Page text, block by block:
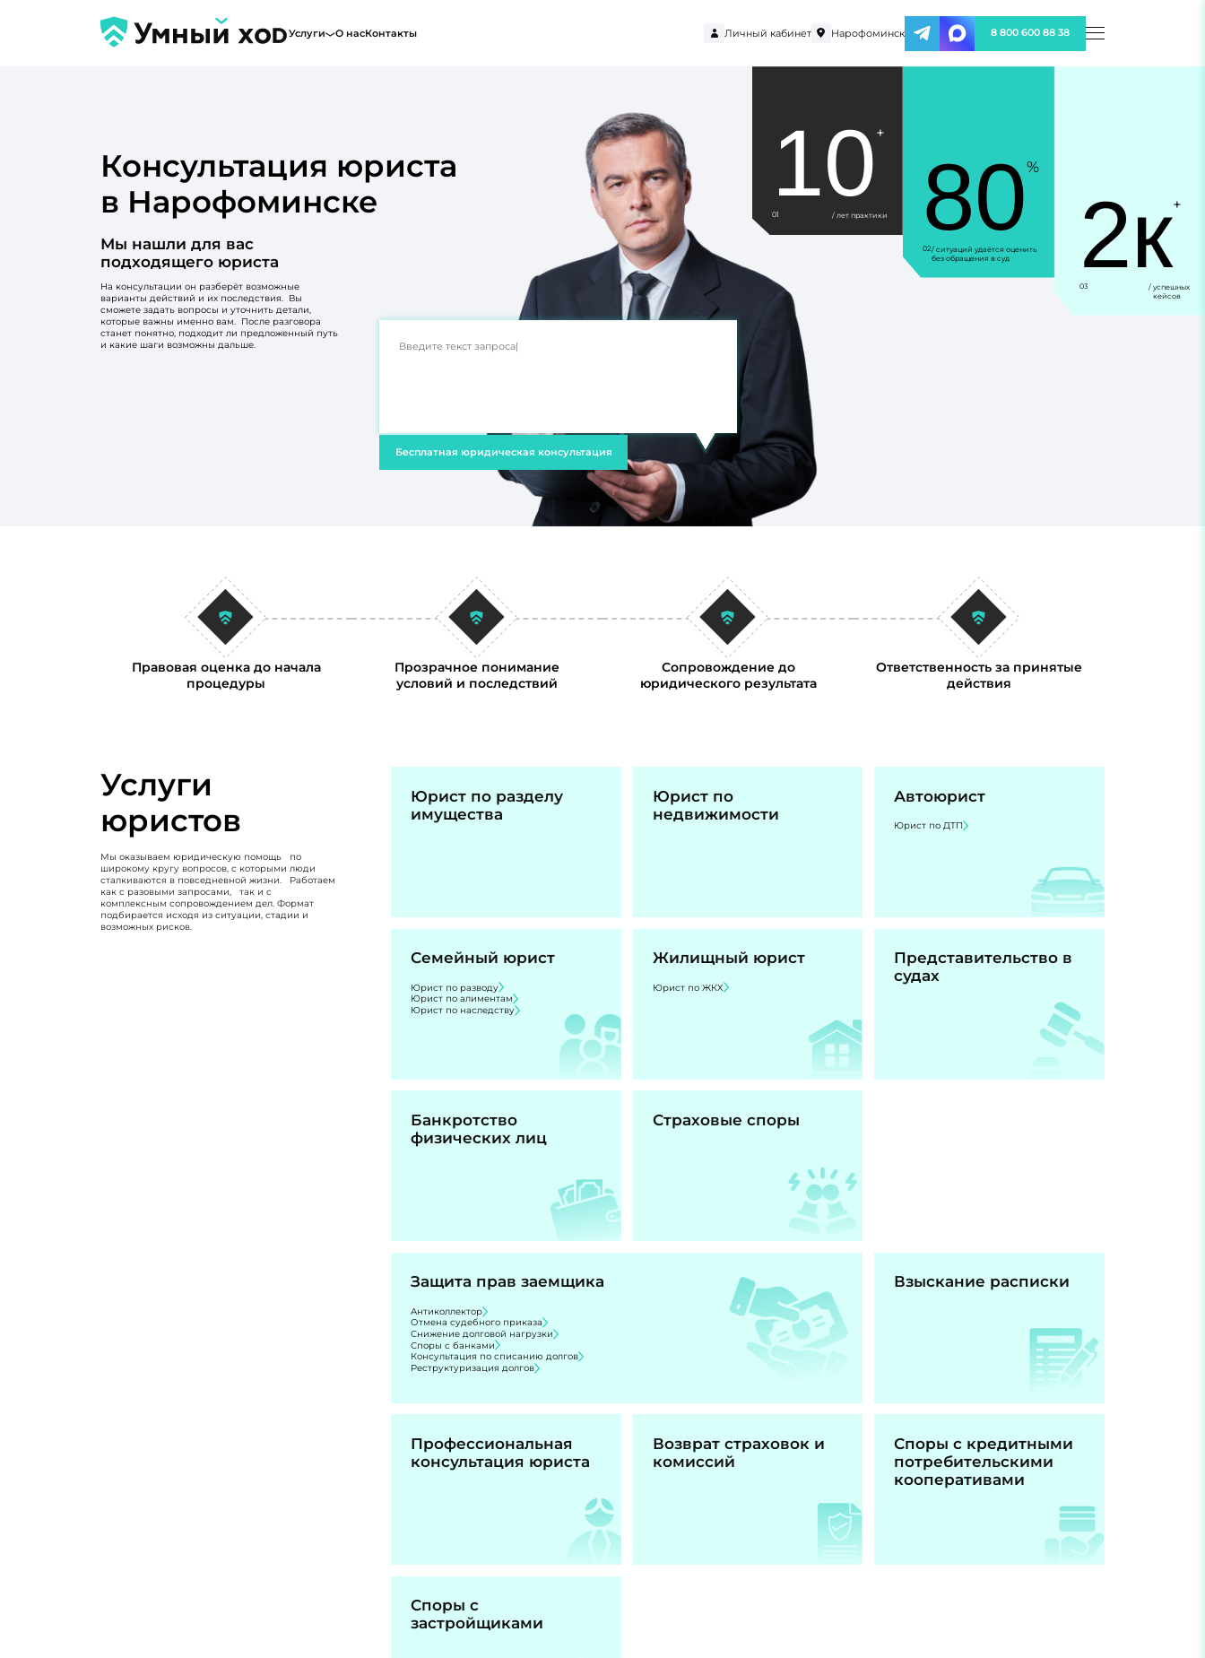
Услуги О насКонтакты Личный кабинет Нарофоминск 8 800 600 88 38
Консультация юриста
в Нарофоминске
Мы нашли для вас
подходящего юриста
На консультации он разберёт возможные
варианты действий и их последствия. Вы
сможете задать вопросы и уточнить детали,
которые важны именно вам. После разговора
станет понятно, подходит ли предложенный путь
и какие шаги возможны дальше.
Бесплатная юридическая консультация
10 +
01 / лет практики 80%
02/ ситуаций удаётся оценить
без обращения в суд
2к+
03
/ успешных
кейсов
Правовая оценка до начала
процедуры
Прозрачное понимание
условий и последствий
Сопровождение до
юридического результата
Ответственность за принятые
действия
Услуги
юристов
Мы оказываем юридическую помощь по
широкому кругу вопросов, с которыми люди
сталкиваются в повседневной жизни. Работаем
как с разовыми запросами, так и с
комплексным сопровождением дел. Формат
подбирается исходя из ситуации, стадии и
возможных рисков.
Юрист по разделу
имущества
Юрист по
недвижимости
Автоюрист
Юрист по ДТП
Семейный юрист
Юрист по разводу
Юрист по алиментам
Юрист по наследству
Жилищный юрист
Юрист по ЖКХ
Представительство в
судах
Банкротство
физических лиц
Страховые споры
Защита прав заемщика
Антиколлектор
Отмена судебного приказа
Снижение долговой нагрузки
Споры с банками
Консультация по списанию долгов
Реструктуризация долгов
Взыскание расписки
Профессиональная
консультация юриста
Возврат страховок и
комиссий
Споры с кредитными
потребительскими
кооперативами
Споры с
застройщиками